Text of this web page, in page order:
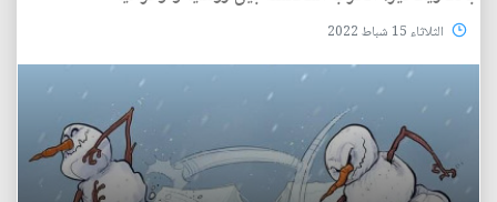
الثلاثاء 15 شباط 2022